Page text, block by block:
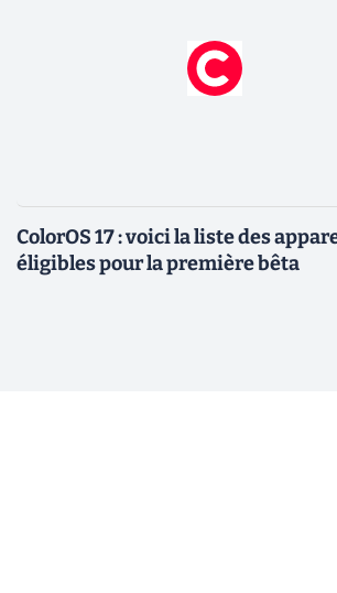
ColorOS 17 : voici la liste des
éligibles pour la première bêta